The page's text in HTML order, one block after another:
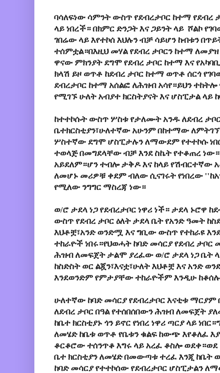
ባሳለፍነው ሳምንት ውስጥ የደብረታቦር ከተማ የደብረ
ላይ ነበረች። በክምር ድንጋት እና ጋይንት ላይ ሾልኮ
ገበሬው ላይ እየተኮሰ እህሉን ብቻ ሳይሆን ከብቱን
ተሰምቷል።በእዚህ መሃል የደብረ ታቦርን ከተማ
ዋናው ምክንያት ደግሞ የደብረ ታቦር ከተማ እና
ክላሽ ይዞ ወጥቶ ከደብረ ታቦር ከተማ ወጥቶ ሰርጎ
ደብረታቦር ከተማ አሰልፎ ለሕዝብ አሳየ።ይህን
የሚገኙ ሁለት አብያተ ክርስትያናት እና ሆስፒታል ላይ
ከተተኮሱት ውስጥ ሦስቱ የታለሙት አንዱ ለደብረ
ቤተክርስቲያን፣ሁለተኛው አሁንም በከተማው
ሦስተኛው ደግሞ ሆስፒታሉን ለማውደም የተተኮሱ
ተወላጅ በመግደላቸው ብቻ እንደ ስኬት የተቆጠረ
አይደለም።ሆን ተብሎ ታቅዶ እና ከላይ የሽብርተኛው
ለመሆኑ መሪዎቹ ቀደም ብለው ሲናገሩት የነበረው
የሚለው ንግግር ማስረጃ ነው።
ወ/ሮ ታደላ ነጋ የደብረታቦር ነዋሪ ነች። ታደላ ኑሮዋ
ውስጥ የደብረ ታቦር ዕለት ታደላ ቤት የአንድ ዓመት
እህቶቿ፣አንድ ወንድሟ እና ግቢው ውስጥ የተከራዩ
ተከራዮች ነበሩ።የህወሓት ከባድ መሳርያ የደብረ ታቦር
ሕዝብ ለመፍጀት ታልሞ ያረፈው ወ/ሮ ታደላ ነጋ ቤት
ከስድስት ወር ልጇን፣እናቷ፣ሁለት እህቶቿ እና
እንደወንድም የምታያቸው ተከራዮችም እንዲሁ
ሁለተኛው ከባድ መሳርያ የደብረታቦር እናቲቱ ማርያም
ለደብረ ታቦር በዓል የተሰበሰበውን ሕዝብ ለመፍጀት
ከቤተ ክርስቲያኑ ጎን ይኖር የነበረ ነዋሪ ጣርያ ላይ
ለመሄድ ከቤቱ ወጥቶ የቤቱን ቁልፍ ከውጭ እየቆለፈ
ቆርቆሮው ተሰንጥቆ እግሩ ላይ አረፈ ቆስሎ
ቤተ ክርስቲያን ለመሄድ በመውጣቱ ተረፈ እንጂ ከቤት
ከባድ መሳርያ የተተኮሰው የደብረታቦር ሆስፒታልን